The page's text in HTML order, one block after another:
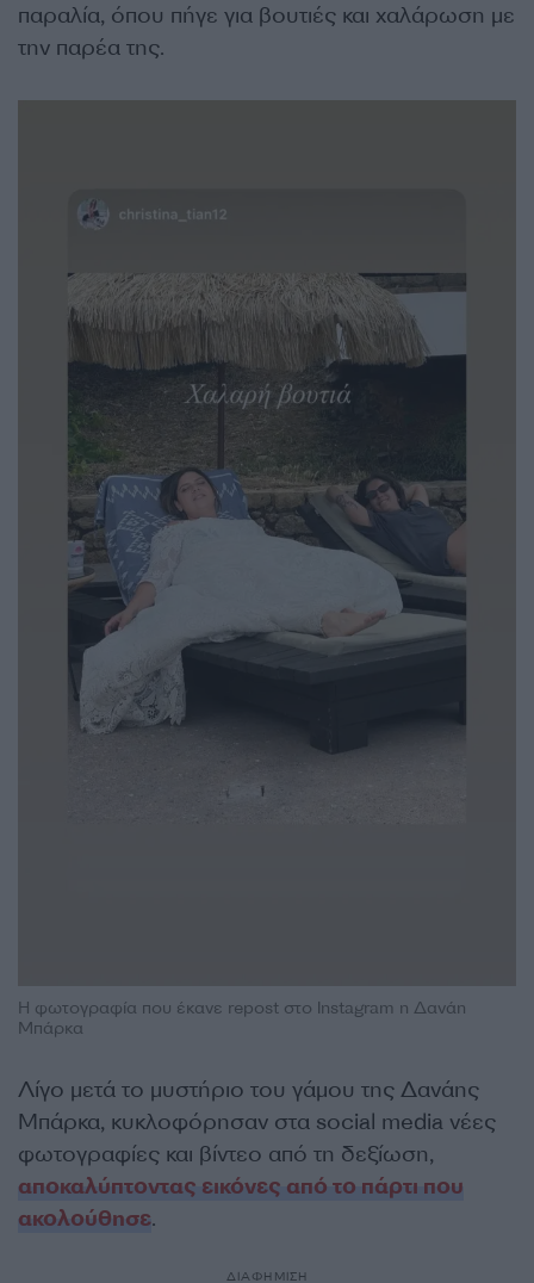
παραλία, όπου πήγε για βουτιές και χαλάρωση με
την παρέα της.
Η φωτογραφία που έκανε repost στο Instagram η Δανάη
Μπάρκα
Λίγο μετά το μυστήριο του γάμου της Δανάης
Μπάρκα, κυκλοφόρησαν στα social media νέες
φωτογραφίες και βίντεο από τη δεξίωση,
αποκαλύπτοντας εικόνες από το πάρτι που
ακολούθησε.
ΔΙΑΦΗΜΙΣΗ